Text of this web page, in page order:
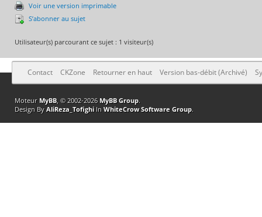
Voir une version imprimable
S’abonner au sujet
Utilisateur(s) parcourant ce sujet : 1 visiteur(s)
Contact CKZone Retourner en haut Version bas-débit (Archivé)
Moteur MyBB, © 2002-2026 MyBB Group.
Design By AliReza_TofighiIn WhiteCrow Software Group.